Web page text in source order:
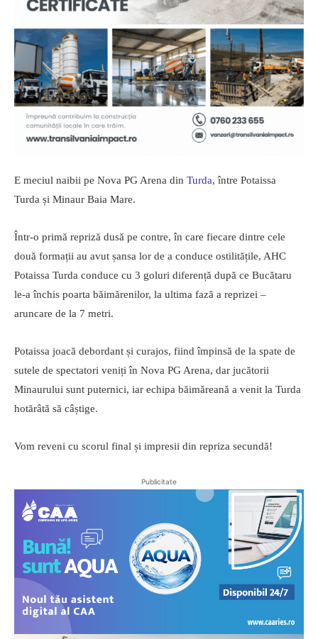
E meciul naibii pe Nova PG Arena din Turda, între Potaissa
Turda și Minaur Baia Mare.
Într-o primă repriză dusă pe contre, în care fiecare dintre cele
două formații au avut șansa lor de a conduce ostilitățile, AHC
Potaissa Turda conduce cu 3 goluri diferență după ce Bucătaru
le-a închis poarta băimărenilor, la ultima fază a reprizei –
aruncare de la 7 metri.
Potaissa joacă debordant și curajos, fiind împinsă de la spate de
sutele de spectatori veniți în Nova PG Arena, dar jucătorii
Minaurului sunt puternici, iar echipa băimăreană a venit la Turda
hotărâtă să câștige.
Vom reveni cu scorul final și impresii din repriza secundă!
Publicitate